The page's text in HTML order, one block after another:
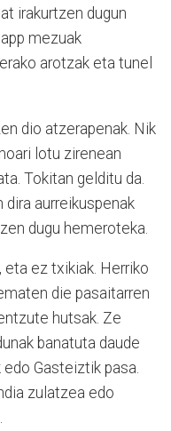
irakurtzen dugun
mezuak
arotzak eta tunel
dio atzerapenak. Nik
lotu zirenean
Tokitan gelditu da.
dira aurreikuspenak
dugu hemeroteka.
eta ez txikiak. Herriko
die pasaitarren
hutsak. Ze
banatuta daude
Gasteiztik pasa.
zulatzea edo